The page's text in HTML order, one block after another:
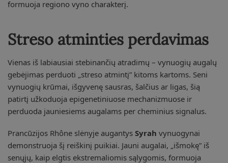
formuoja regiono vyno charakterį.
Streso atminties perdavimas
Vienas iš labiausiai stebinančių atradimų – vynuogių augalų
gebėjimas perduoti „streso atmintį” kitoms kartoms. Seni
vynuogių krūmai, išgyvenę sausras, šalčius ar ligas, šią
patirtį užkoduoja epigenetiniuose mechanizmuose ir
perduoda jauniesiems augalams per cheminius signalus.
Prancūzijos Rhône slėnyje augantys Syrah vynuogynai
demonstruoja šį reiškinį puikiai. Jauni augalai, „išmokę” iš
senųjų, kaip elgtis ekstremaliomis sąlygomis, formuoja